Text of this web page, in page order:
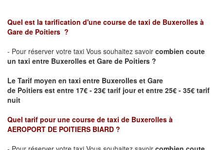
Quel est la tarification d'une course de taxi de Buxerolles à
Gare de Poitiers ?
- Pour réserver votre taxi Vous souhaitez savoir combien coute
un taxi entre Buxerolles et Gare de Poitiers ?
Le Tarif moyen en taxi entre Buxerolles et Gare
de Poitiers est entre 17€ - 23€ tarif jour et entre 25€ - 35€ tarif
nuit
Quel tarif pour une course de taxi de Buxerolles à
AEROPORT DE POITIERS BIARD ?